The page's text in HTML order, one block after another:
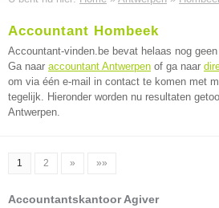
Accountant Hombeek
Accountant-vinden.be bevat helaas nog geen
Ga naar accountant Antwerpen of ga naar
om via één e-mail in contact te komen met
tegelijk. Hieronder worden nu resultaten
Antwerpen.
1 2 » »»
Accountantskantoor Agiver